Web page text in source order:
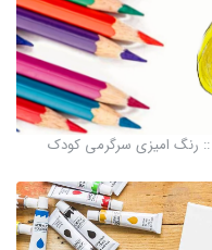
:: رنگ امیزی سرگرمی کودک